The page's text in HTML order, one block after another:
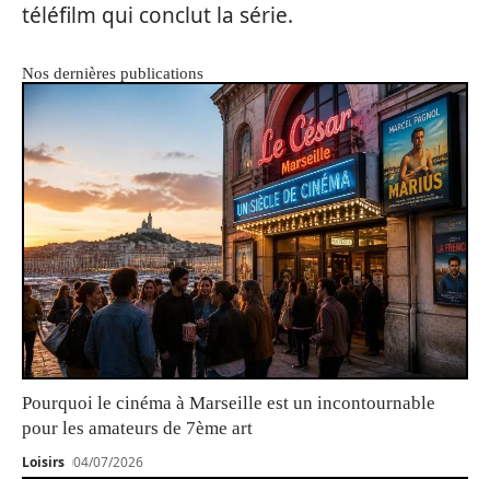
téléfilm qui conclut la série.
Nos dernières publications
Pourquoi le cinéma à Marseille est un incontournable
pour les amateurs de 7ème art
Loisirs 04/07/2026